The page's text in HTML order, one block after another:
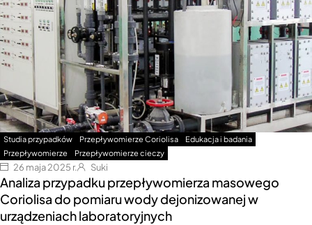
Studia przypadków Przepływomierze Coriolisa
Edukacja i badania
Przepływomierze
Przepływomierze cieczy
26 maja 2025 r. Suki
Analiza przypadku przepływomierza masowego
Coriolisa do pomiaru wody dejonizowanej w
urządzeniach laboratoryjnych